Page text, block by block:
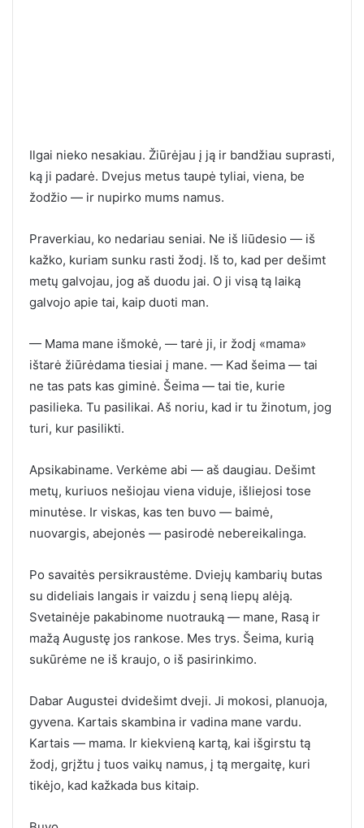
Ilgai nieko nesakiau. Žiūrėjau į ją ir bandžiau suprasti,
ką ji padarė. Dvejus metus taupė tyliai, viena, be
žodžio — ir nupirko mums namus.
Praverkiau, ko nedariau seniai. Ne iš liūdesio — iš
kažko, kuriam sunku rasti žodį. Iš to, kad per dešimt
metų galvojau, jog aš duodu jai. O ji visą tą laiką
galvojo apie tai, kaip duoti man.
— Mama mane išmokė, — tarė ji, ir žodį «mama»
ištarė žiūrėdama tiesiai į mane. — Kad šeima — tai
ne tas pats kas giminė. Šeima — tai tie, kurie
pasilieka. Tu pasilikai. Aš noriu, kad ir tu žinotum, jog
turi, kur pasilikti.
Apsikabiname. Verkėme abi — aš daugiau. Dešimt
metų, kuriuos nešiojau viena viduje, išliejosi tose
minutėse. Ir viskas, kas ten buvo — baimė,
nuovargis, abejonės — pasirodė nebereikalinga.
Po savaitės persikraustėme. Dviejų kambarių butas
su dideliais langais ir vaizdu į seną liepų alėją.
Svetainėje pakabinome nuotrauką — mane, Rasą ir
mažą Augustę jos rankose. Mes trys. Šeima, kurią
sukūrėme ne iš kraujo, o iš pasirinkimo.
Dabar Augustei dvidešimt dveji. Ji mokosi, planuoja,
gyvena. Kartais skambina ir vadina mane vardu.
Kartais — mama. Ir kiekvieną kartą, kai išgirstu tą
žodį, grįžtu į tuos vaikų namus, į tą mergaitę, kuri
tikėjo, kad kažkada bus kitaip.